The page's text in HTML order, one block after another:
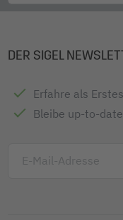
DER SIGEL
Erfahre als
Bleibe up-to-
E-Mail-Adresse